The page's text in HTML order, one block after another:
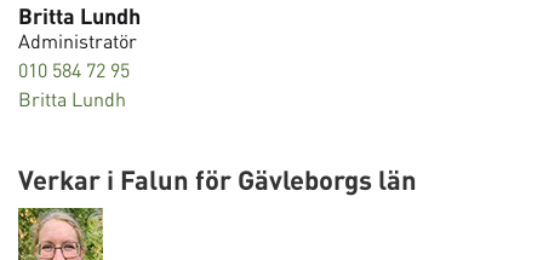
Britta Lundh
Administratör
010 584 72 95
Britta Lundh
Verkar i Falun för Gävleborgs län